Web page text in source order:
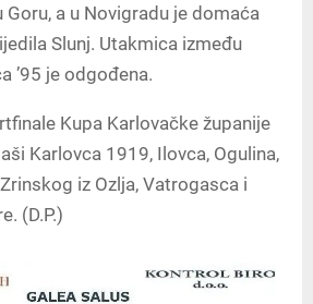
a u Novigradu je domaća
Slunj. Utakmica između
’95 je odgođena.
Kupa Karlovačke županije
Karlovca 1919, Ilovca, Ogulina,
iz Ozlja, Vatrogasca i
(D.P.)